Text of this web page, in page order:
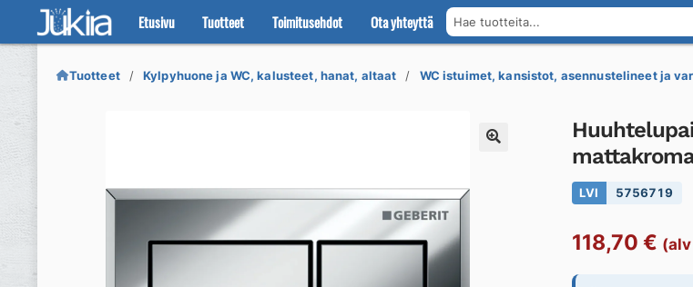
Etusivu Tuotteet Toimitusehdot Ota yhteyttä Hae tuotteita...
Siirry
navigointiin
Siirry
sisältöön
Tuotteet Kylpyhuone ja WC, kalusteet, hanat, altaat WC istuimet, kansistot, asennustelineet ja
LVI 5756719
118,70 €